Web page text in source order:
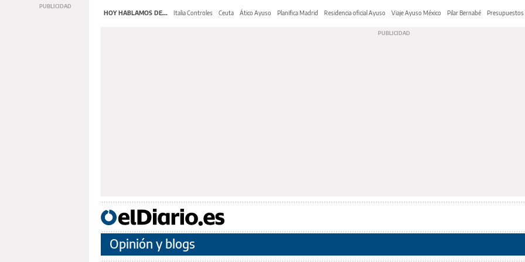
HOY HABLAMOS DE... Italia Controles Ceuta Ático Ayuso Planifica Madrid Residencia oficial Ayuso Viaje Ayuso México Pilar Bernabé Presupuestos
Opinión y blogs